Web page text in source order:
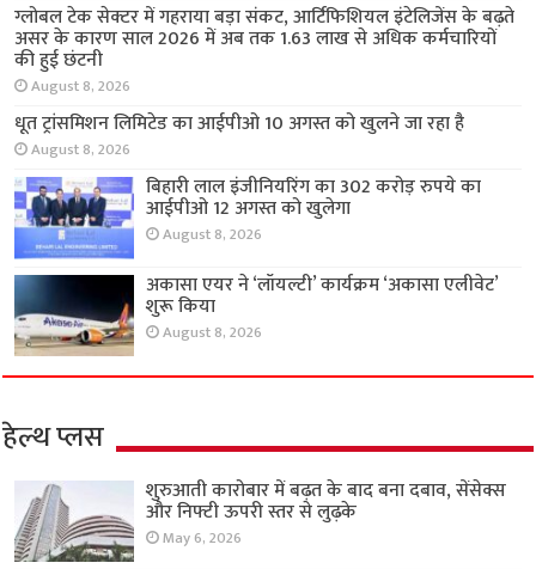
ग्लोबल टेक सेक्टर में गहराया बड़ा संकट, आर्टिफिशियल इंटेलिजेंस के बढ़ते
असर के कारण साल 2026 में अब तक 1.63 लाख से अधिक कर्मचारियों
की हुई छंटनी
August 8, 2026
धूत ट्रांसमिशन लिमिटेड का आईपीओ 10 अगस्त को खुलने जा रहा है
August 8, 2026
बिहारी लाल इंजीनियरिंग का 302 करोड़ रुपये का
आईपीओ 12 अगस्त को खुलेगा
August 8, 2026
अकासा एयर ने ‘लॉयल्टी’ कार्यक्रम ‘अकासा एलीवेट’
शुरू किया
August 8, 2026
हेल्थ प्लस
शुरुआती कारोबार में बढ़त के बाद बना दबाव, सेंसेक्स
और निफ्टी ऊपरी स्तर से लुढ़के
May 6, 2026